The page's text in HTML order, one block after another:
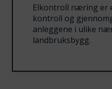
Elkontroll næring er
kontroll og
anleggene i ulike
landbruksbygg.